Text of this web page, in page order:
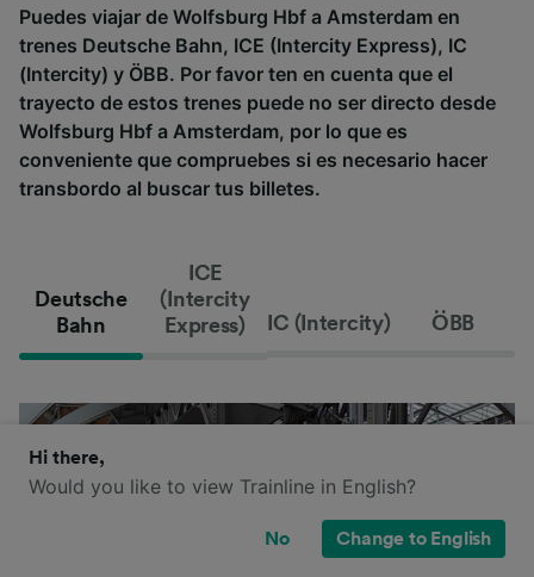
Puedes viajar de Wolfsburg Hbf a Amsterdam en
trenes Deutsche Bahn, ICE (Intercity Express), IC
(Intercity) y ÖBB. Por favor ten en cuenta que el
trayecto de estos trenes puede no ser directo desde
Wolfsburg Hbf a Amsterdam, por lo que es
conveniente que compruebes si es necesario hacer
transbordo al buscar tus billetes.
Deutsche
Bahn
ICE
(Intercity
Express)
IC (Intercity) ÖBB
Hi there,
Would you like to view Trainline in English?
No Change to English